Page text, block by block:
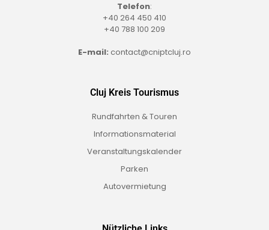
Telefon:
+40 264 450 410
+40 788 100 209
E-mail: contact@cniptcluj.ro
Cluj Kreis Tourismus
Rundfahrten & Touren
Informationsmaterial
Veranstaltungskalender
Parken
Autovermietung